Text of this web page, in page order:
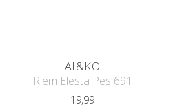
AI&KO
Riem Elesta Pes 691
19,99